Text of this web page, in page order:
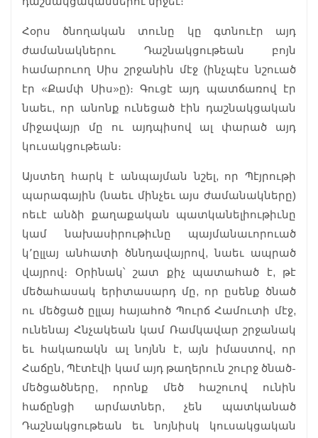
Հօրս ծնողական տունը կը գտնուէր այդ
ժամանակներու Դաշնակցութեան բոյն
համարուող Սիս շրջանին մէջ (ինչպէս նշուած
էր «Քամփ Սիս»ը)։ Գուցէ այդ պատճառով էր
նաեւ, որ անոնք ունեցած էին դաշնակցական
միջավայր մը ու այդպիսով ալ փարած այդ
կուսակցութեան։
Այստեղ հարկ է անպայման նշել, որ Պէյրութի
պարագային (նաեւ մինչեւ այս ժամանակները)
ոեւէ անձի քաղաքական պատկանելիութիւնը
կամ նախասիրութիւնը պայմանաւորուած
կ՚ըլլայ անհատի ծննդավայրով, նաեւ ապրած
վայրով։ Օրինակ՝ շատ քիչ պատահած է, թէ
մեծահասակ երիտասարդ մը, որ ըսենք ծնած
ու մեծցած ըլլայ հայահոծ Պուրճ Համուտի մէջ,
ունենայ Հնչակեան կամ Ռամկավար շրջանակ
եւ հակառակն ալ նոյնն է, այն իմաստով, որ
Հաճըն, Պէտէվի կամ այդ թաղերուն շուրջ ծնած-
մեծցածները, որոնք մեծ հաշուով ունին
հաճընցի արմատներ, չեն պատկանած
Դաշնակցութեան եւ նոյնիսկ կուսակցական